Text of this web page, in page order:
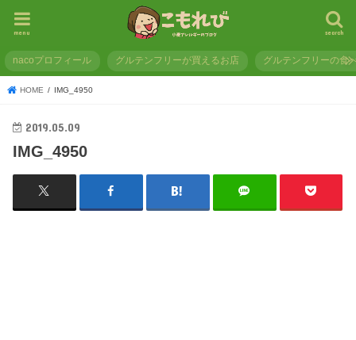
search
menu
nacoプロフィール グルテンフリーが買えるお店 グルテンフリーの食
HOME IMG_4950
2019.05.09
IMG_4950